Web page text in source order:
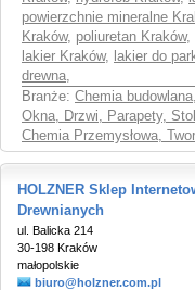
powierzchnie mineralne
Kraków, poliuretan Kraków,
lakier Kraków, lakier do
drewna,
Branże: Chemia budowlana
Okna, Drzwi, Parapety,
Chemia Przemysłowa,
HOLZNER Sklep
Drewnianych
ul. Balicka 214
30-198 Kraków
małopolskie
biuro@holzner.com.pl